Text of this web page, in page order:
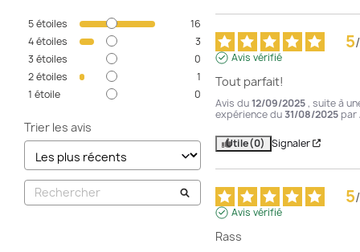
5étoiles
16
4étoiles
3
3 étoiles
0
2étoiles
1
1 étoile 0
Trier les avis
5/
Avis vérifié
Tout parfait!
Avis du12/09/2025, suite à
expérience du 31/08/2025 par
Utile(0) Signaler
5/
Avis vérifié
Rass